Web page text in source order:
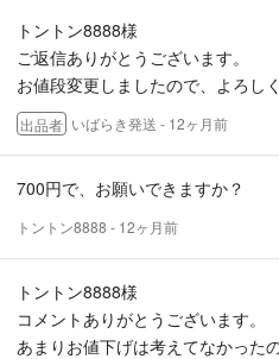
トントン8888様
ご返信ありがとうございます。
お値段変更しましたので、よろし
出品者 いばらき発送 - 12ヶ月前
700円で、お願いできますか？
トントン8888 - 12ヶ月前
トントン8888様
コメントありがとうございます。
あまりお値下げは考えてなかった